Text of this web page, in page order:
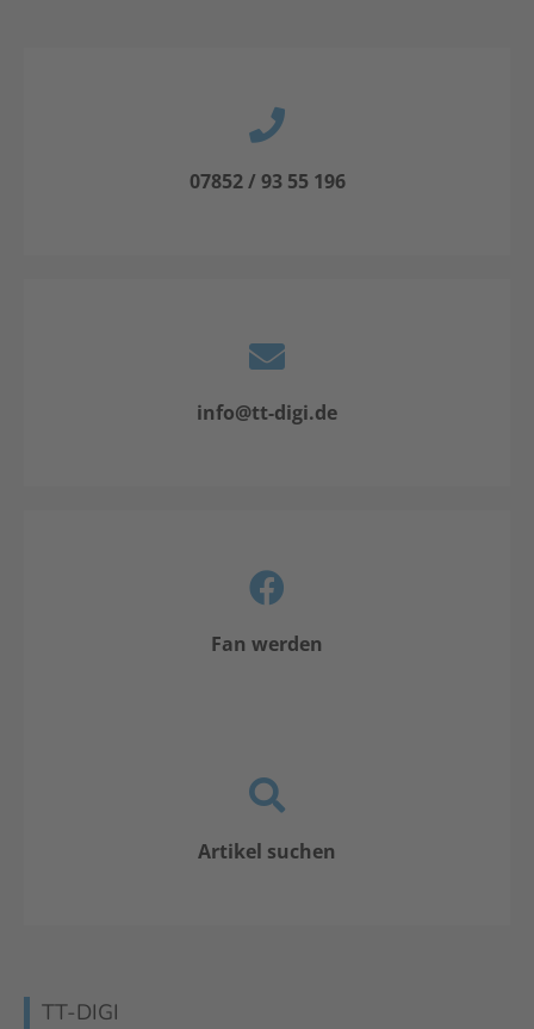
07852 / 93 55 196
info@tt-digi.de
Fan werden
Artikel suchen
TT-DIGI